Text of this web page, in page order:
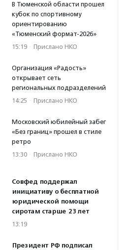
В Тюменской области прошел
кубок по спортивному
ориентированию
«Тюменский формат-2026»
15:19 · Прислано НКО
Организация «Радость»
открывает сеть
региональных подразделений
14:25 · Прислано НКО
Московский юбилейный забег
«Без границ» прошел в стиле
ретро
13:30 · Прислано НКО
Совфед поддержал
инициативу о бесплатной
юридической помощи
сиротам старше 23 лет
13:19
Президент РФ подписал